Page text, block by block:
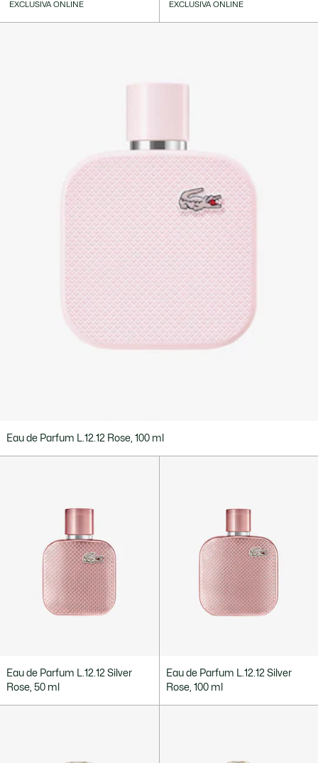
EXCLUSIVA ONLINE EXCLUSIVA ONLINE
Eau de Parfum L.12.12 Rose, 100 ml
Eau de Parfum L.12.12 Silver
Rose, 50 ml
Eau de Parfum L.12.12 Silver
Rose, 100 ml